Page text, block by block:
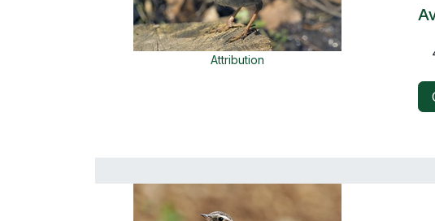
Attribution